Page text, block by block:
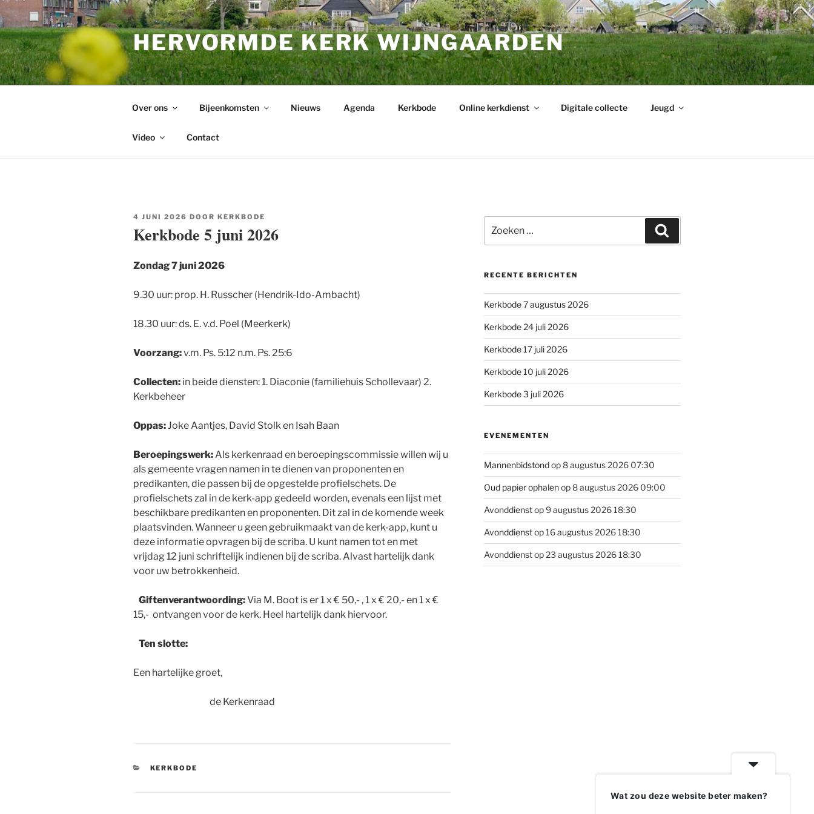
Ga
naar
de
inhoud
HERVORMDE KERK WIJNGAARDEN
Over ons Bijeenkomsten Nieuws Agenda Kerkbode Online kerkdienst Digitale collecte Jeugd
Video Contact
GEPLAATST
4 JUNI 2026 DOOR KERKBODE
Kerkbode 5 juni 2026
Zondag 7 juni 2026
9.30 uur: prop. H. Russcher (Hendrik-Ido-Ambacht)
18.30 uur: ds. E. v.d. Poel (Meerkerk)
Voorzang:v.m. Ps. 5:12 n.m. Ps. 25:6
Collecten: in beide diensten: 1. Diaconie (familiehuis Schollevaar) 2.
Kerkbeheer
Oppas:Joke Aantjes, David Stolk en Isah Baan
Beroepingswerk:Als kerkenraad en beroepingscommissie willen wij u
als gemeente vragen namen in te dienen van proponenten en
predikanten, die passen bij de opgestelde profielschets. De
profielschets zal in de kerk-app gedeeld worden, evenals een lijst met
beschikbare predikanten en proponenten. Dit zal in de komende week
plaatsvinden. Wanneer u geen gebruikmaakt van de kerk-app, kunt u
deze informatie opvragen bij de scriba. U kunt namen tot en met
vrijdag 12 juni schriftelijk indienen bij de scriba. Alvast hartelijk dank
voor uw betrokkenheid.
Giftenverantwoording:Via M. Boot is er 1 x € 50,- , 1 x € 20,- en 1 x €
15,- ontvangen voor de kerk. Heel hartelijk dank hiervoor.
Ten slotte:
Een hartelijke groet,
de Kerkenraad
CATEGORIEËN
KERKBODE
naar:
RECENTE BERICHTEN
Kerkbode 7 augustus 2026
Kerkbode 24 juli 2026
Kerkbode 17 juli 2026
Kerkbode 10 juli 2026
Kerkbode 3 juli 2026
EVENEMENTEN
Mannenbidstondop 8 augustus 2026 07:30
Oud papier ophalenop 8 augustus 2026 09:00
Avonddienstop 9 augustus 2026 18:30
Avonddienstop 16 augustus 2026 18:30
Avonddienstop 23 augustus 2026 18:30
Wat zou deze website beter maken?